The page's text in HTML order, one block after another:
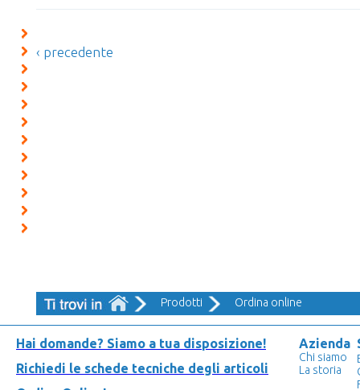
‹ precedente
Prodotti Ordina online
Hai domande? Siamo a tua disposizione!
Richiedi le schede tecniche degli articoli
Azienda
Chi siamo
La storia